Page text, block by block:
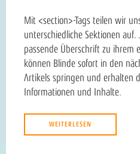
Mit <section>-Tags teilen wir
unterschiedliche Sektionen
passende Überschrift zu ihrem
können Blinde sofort in den
Artikels springen und erhalten
Informationen und Inhalte.
WEITERLESEN